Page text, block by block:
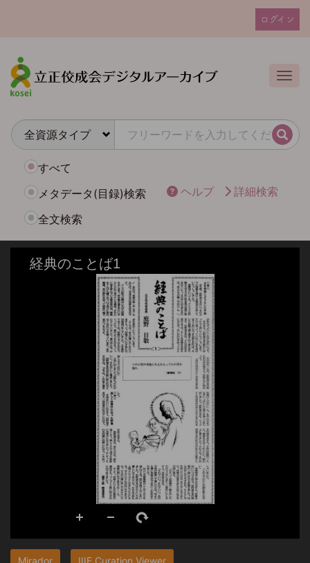
ン
テ
ン
ユ
カ
ウ
ト
ュ
ログイン
検索
すべて
メタデータ(目録)検索
全文検索
ヘルプ 詳細検索
Mirador IIIF Curation Viewer